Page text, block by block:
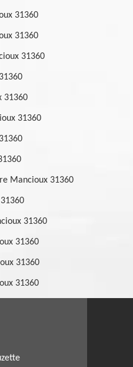
31360
31360
31360
31360
31360
Mancioux 31360
31360
31360
31360
31360